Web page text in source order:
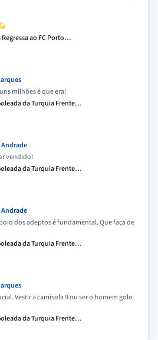
ao FC Porto…
milhões é que era!
da Turquia Frente…
Andrade
vendido!
da Turquia Frente…
Andrade
dos adeptos é fundamental. Que faça de
da Turquia Frente…
Vestir a camisola 9 ou ser o homem golo
da Turquia Frente…